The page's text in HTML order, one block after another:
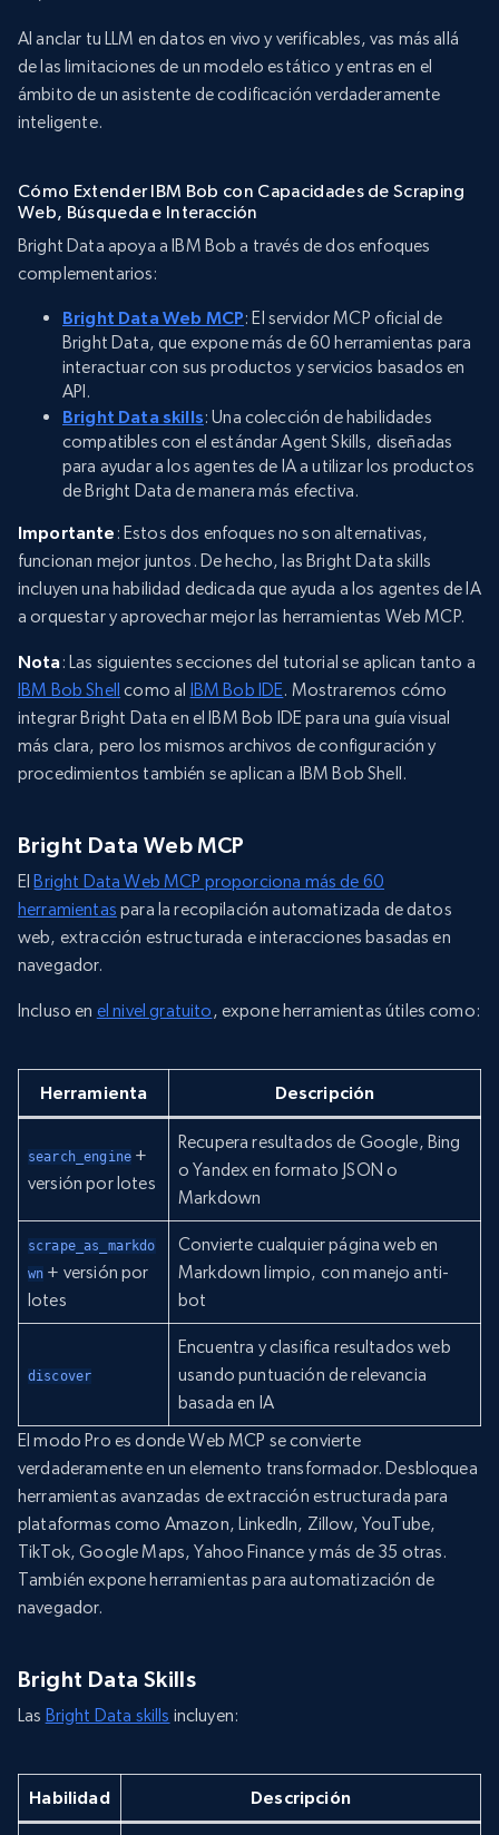
Al anclar tu LLM en datos en vivo y verificables, vas más allá
de las limitaciones de un modelo estático y entras en el
ámbito de un asistente de codificación verdaderamente
inteligente.
Cómo Extender IBM Bob con Capacidades de Scraping
Web, Búsqueda e Interacción
Bright Data apoya a IBM Bob a través de dos enfoques
complementarios:
Bright Data Web MCP: El servidor MCP oficial de
Bright Data, que expone más de 60 herramientas para
interactuar con sus productos y servicios basados en
API.
Bright Data skills: Una colección de habilidades
compatibles con el estándar Agent Skills, diseñadas
para ayudar a los agentes de IA a utilizar los productos
de Bright Data de manera más efectiva.
Importante : Estos dos enfoques no son alternativas,
funcionan mejor juntos. De hecho, las Bright Data skills
incluyen una habilidad dedicada que ayuda a los agentes de IA
a orquestar y aprovechar mejor las herramientas Web MCP.
Nota: Las siguientes secciones del tutorial se aplican tanto a
IBM Bob Shell como al IBM Bob IDE. Mostraremos cómo
integrar Bright Data en el IBM Bob IDE para una guía visual
más clara, pero los mismos archivos de configuración y
procedimientos también se aplican a IBM Bob Shell.
Bright Data Web MCP
El Bright Data Web MCP proporciona más de 60
herramientas para la recopilación automatizada de datos
web, extracción estructurada e interacciones basadas en
navegador.
Incluso en el nivel gratuito, expone herramientas útiles como:
Herramienta Descripción
search_engine +
versión por lotes
Recupera resultados de Google, Bing
o Yandex en formato JSON o
Markdown
scrape_as_markdo
wn + versión por
lotes
Convierte cualquier página web en
Markdown limpio, con manejo anti-
bot
discover
Encuentra y clasifica resultados web
usando puntuación de relevancia
basada en IA
El modo Pro es donde Web MCP se convierte
verdaderamente en un elemento transformador. Desbloquea
herramientas avanzadas de extracción estructurada para
plataformas como Amazon, LinkedIn, Zillow, YouTube,
TikTok, Google Maps, Yahoo Finance y más de 35 otras.
También expone herramientas para automatización de
navegador.
Bright Data Skills
Las Bright Data skills incluyen:
Habilidad Descripción